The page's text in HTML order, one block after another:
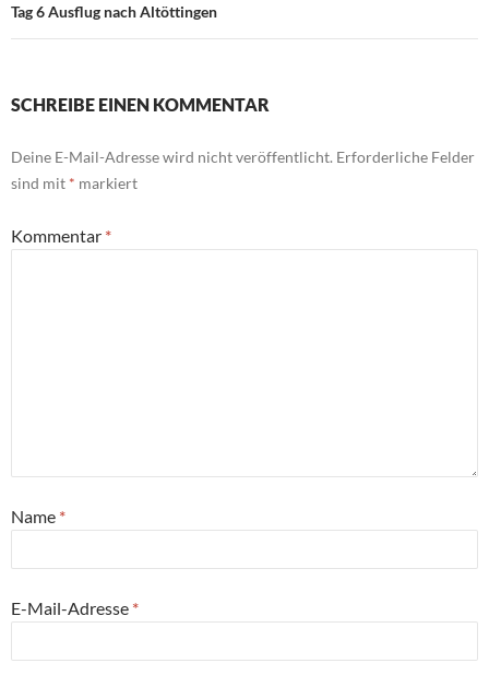
Tag 6 Ausflug nach Altöttingen
SCHREIBE EINEN KOMMENTAR
Deine E-Mail-Adresse wird nicht veröffentlicht. Erforderliche Felder
sind mit * markiert
Kommentar *
Name *
E-Mail-Adresse *